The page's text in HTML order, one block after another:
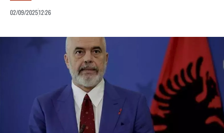
02/09/202512:26